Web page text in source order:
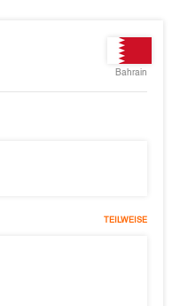
Bahrain
TEILWEISE